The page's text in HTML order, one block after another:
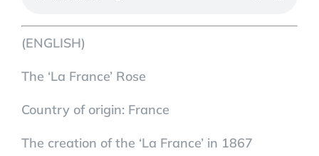
(ENGLISH)
The ‘La France’ Rose
Country of origin: France
The creation of the ‘La France’ in 1867